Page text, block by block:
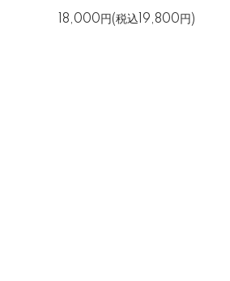
18,000円(税込19,800円)